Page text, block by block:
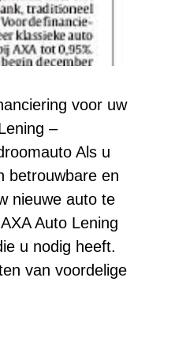
voor uw
–
Als u
betrouwbare en
nieuwe auto te
Auto Lening
u nodig heeft.
van voordelige